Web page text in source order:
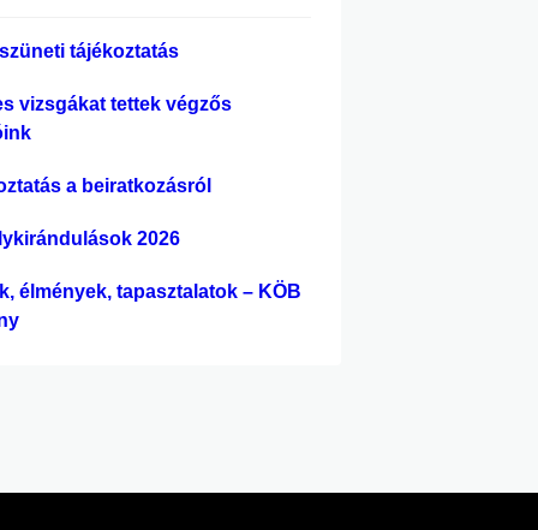
tájékoztatás
vizsgákat tettek végzős
a beiratkozásról
2026
élmények, tapasztalatok – KÖB